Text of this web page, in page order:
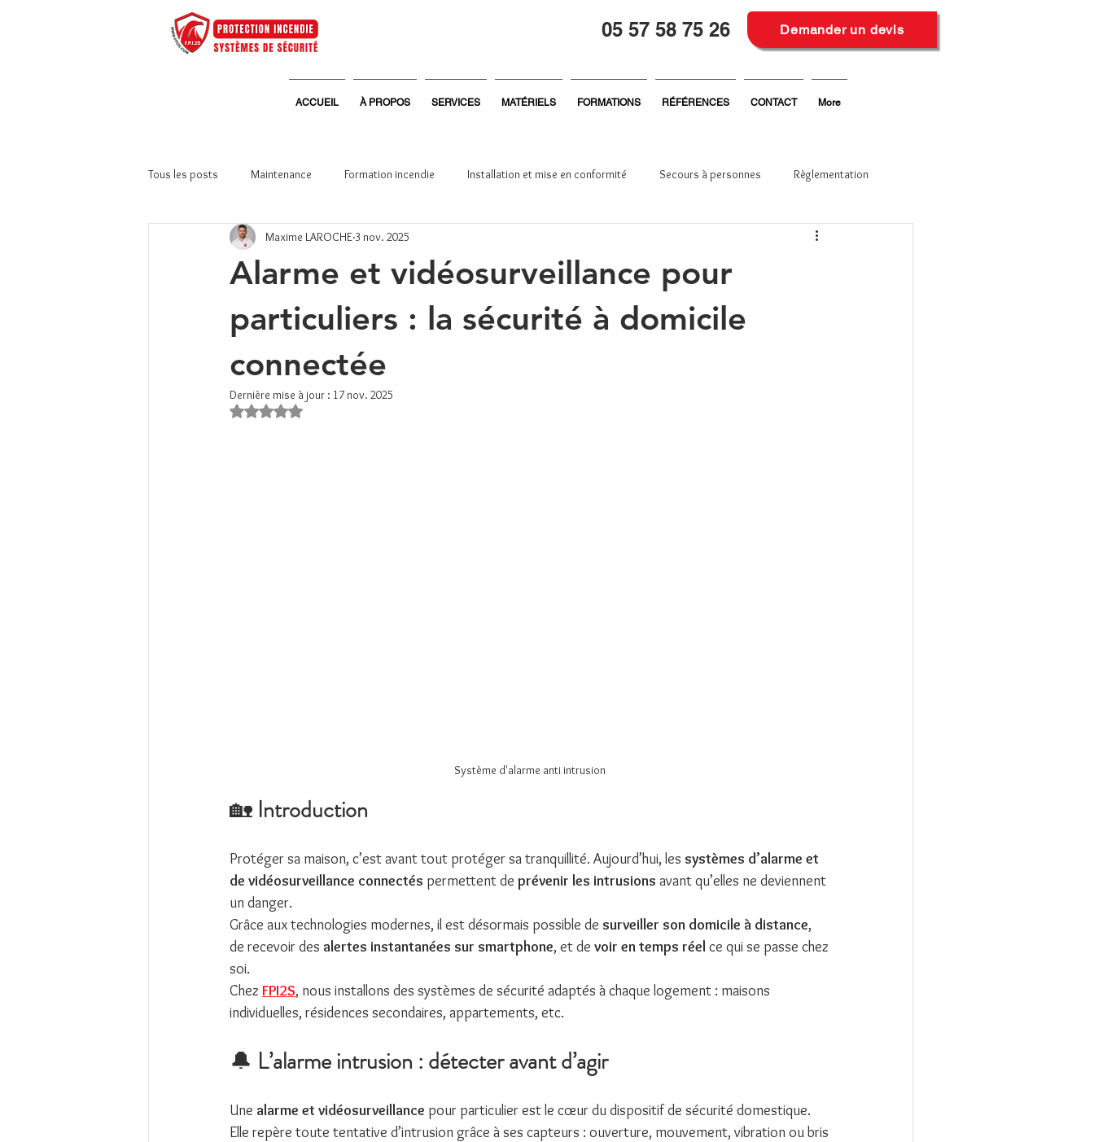
05 57 58 75 26 Demander un devis
ACCUEIL À PROPOS SERVICES MATÉRIELS FORMATIONS RÉFÉRENCES CONTACT More
Tous les posts Maintenance Formation incendie Installation et mise en conformité Secours à personnes Règlementation
Systèmes de sécurité Vie d'entreprise
Alarme et vidéosurveillance pour
particuliers : la sécurité à domicile
connectée
Maxime LAROCHE 3 nov. 2025
Dernière mise à jour : 17 nov. 2025
Noté NaN étoiles sur 5.
Système d'alarme anti intrusion
🏡 Introduction
Protéger sa maison, c’est avant tout protéger sa tranquillité. Aujourd’hui, les systèmes d’alarme et
de vidéosurveillance connectés permettent de prévenir les intrusions avant qu’elles ne deviennent
un danger.
Grâce aux technologies modernes, il est désormais possible de surveiller son domicile à distance,
de recevoir des alertes instantanées sur smartphone, et de voir en temps réel ce qui se passe chez
soi.
Chez FPI2S, nous installons des systèmes de sécurité adaptés à chaque logement : maisons
individuelles, résidences secondaires, appartements, etc.
🔔 L’alarme intrusion : détecter avant d’agir
Une alarme et vidéosurveillance pour particulier est le cœur du dispositif de sécurité domestique.
Elle repère toute tentative d’intrusion grâce à ses capteurs : ouverture, mouvement, vibration ou bris